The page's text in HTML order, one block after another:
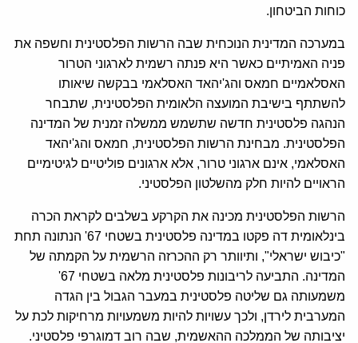
כוחות הביטחון.
במערכה המדינית הנוכחית שבה הרשות הפלסטינית וחשפה את
פניה האמיתיים כאשר היא פנתה רשמית לארגוני הטרור
האסלאמיים חמאס והג'יהאד האסלאמי בבקשה שיאותו
להשתתף בישיבת המועצה הלאומית הפלסטינית, שתבחר
הנהגה פלסטינית חדשה שתשמש ממשלה זמנית של המדינה
הפלסטינית. מבחינת הרשות הפלסטינית, חמאס והג'יהאד
האסלאמי, אינם ארגוני טרור, אלא ארגונים פוליטיים לגיטימיים
הראויים להיות חלק מהשלטון הפלסטיני.
הרשות הפלסטינית מכינה את הקרקע בשלבים לקראת הכרה
בינלאומית דה פקטו במדינה פלסטינית בשטחי 67' הנתונה תחת
"כיבוש ישראלי", ותיוותר רק ההכרזה הרשמית על הקמתה של
המדינה. התביעה לריבונות פלסטינית מלאה בשטחי 67'
משמעותה גם שליטה פלסטינית במעבר הגבול בין הגדה
המערבית לירדן, ולכך עשויות להיות משמעויות מרחיקות לכת על
יציבותה של הממלכה ההאשמית, שבה רוב דמוגרפי פלסטיני.